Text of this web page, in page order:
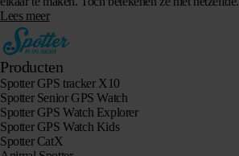
Dementie is namelijk een…
Lees meer
Producten
Spotter GPS tracker X10
Spotter Senior GPS Watch
Spotter GPS Watch Explorer
Spotter GPS Watch Kids
Spotter CatX